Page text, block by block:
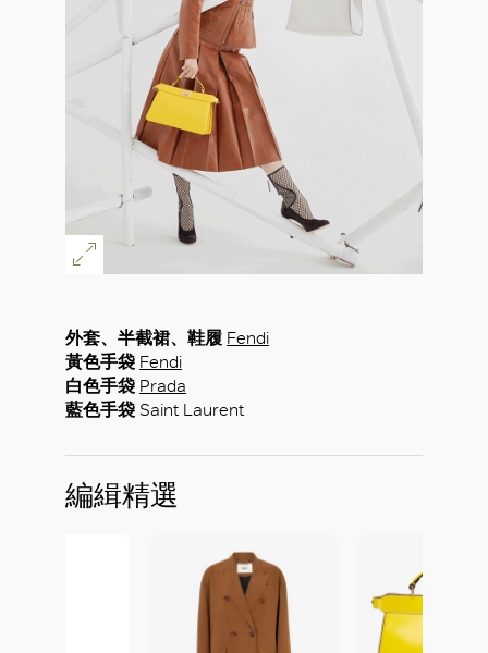
外套、半截裙、鞋履 Fendi
黃色手袋 Fendi
白色手袋 Prada
藍色手袋 Saint Laurent
編緝精選